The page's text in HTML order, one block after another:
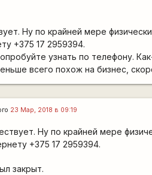
Ну по крайней мере
+375 17 2959394.
узнать по телефону.
всего похож на бизнес,
23 Мар, 2018 в 09:19
Ну по крайней мере
+375 17 2959394.
закрыт.